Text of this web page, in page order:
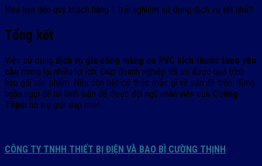
Hứa hẹn đến quý khách hàng 1 trải nghiệm sử dụng dịch vụ tốt nhất!
Tổng kết
Việc sử dụng dịch vụ gia công màng co PVC kích thước theo yêu
cầu mang lại nhiều lợi ích. Giúp doanh nghiệp tối ưu được quá trình
bao gói sản phẩm. Nếu còn bất cứ thắc mắc gì về vấn đề trên, đừng
ngần ngại để lại bình luận để được đội ngũ nhân viên của Cường
Thịnh hỗ trợ giải đáp nhé!
CÔNG TY TNHH THIẾT BỊ ĐIỆN VÀ BAO BÌ CƯỜNG THỊNH